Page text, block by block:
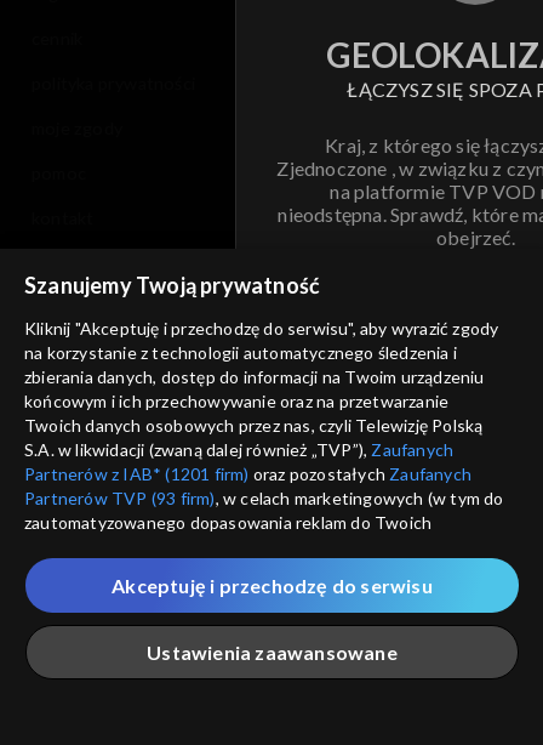
ŁĄCZYSZ SIĘ SPOZA
Kraj, z którego się
Zjednoczone , w związku z
na platformie TVP VOD
nieodstępna. Sprawdź, które
obejrzeć.
ANULUJ
informacje o dostawcy usług
Szanujemy Twoją prywatność
Kliknij "Akceptuję i przechodzę do serwisu", aby wyrazić zgody
na korzystanie z technologii automatycznego śledzenia i
zbierania danych, dostęp do informacji na Twoim urządzeniu
końcowym i ich przechowywanie oraz na przetwarzanie
Twoich danych osobowych przez nas, czyli Telewizję Polską
S.A. w likwidacji (zwaną dalej również „TVP”), Zaufanych
Partnerów z IAB* (1201 firm) oraz pozostałych Zaufanych
Partnerów TVP (93 firm), w celach marketingowych (w tym do
zautomatyzowanego dopasowania reklam do Twoich
które wskazujemy poniżej, a także zgody na udostępnianie
przez nas identyfikatora PPID do Google.
Twoje dane osobowe zbierane podczas odwiedzania przez
Ciebie naszych
poszczególnych serwisówzwanych dalej
„Portalem”, w tym informacje zapisywane za pomocą
Ustawienia zaawansowane
Akceptuję i przechodzę do serwisu